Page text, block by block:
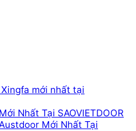
mới nhất tại
Nhất Tại SAOVIETDOOR
Mới Nhất Tại